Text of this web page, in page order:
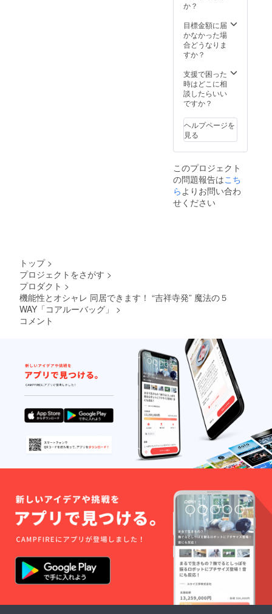
・その
由は
テーマ
です
が、お
きない
ものも
ありま
す。 ・
容に関
しての
秘密保
持に関
書を交
わせて
いただ
きま
す。 面
1回分の
面談が
日にち
と時間
につい
ては、
あらか
じめ
メール
などで
相談し
て決め
ます。
１つ
セレク
トはお
任せい
ただき
す。）
10,000
円相当
を差し
す。 非
公開動
画のコ
ンテン
立ち上
げの背
景 ・12
年間の
失敗と
差し上
す。 非
公開動
画のコ
ンテン
立ち上
げの背
景 ・12
年間の
成功 ・
壮大す
ぎる夢
面談内
コア
ルー
バッグ
につい
て ・特
ショッ
ピング
につい
て ・子
育てと
仕事の
両立に
ついて
・その
他、自
由は
テーマ
です
が、お
答えで
きない
ありま
す。 ・
面談内
容に関
しての
秘密保
持に関
する覚
書を交
いただ
きま
す。 面
を込め
開
YouTub
e動画の
URL そ
て！！
●コア
ルー社
のホー
ジ
（http://
www.co
aroo.co
サポー
ター登
録券
●2022
年11月
バッグ
に新商
きる権
利 を差
し上げ
ます。
非公開
動画の
コンテ
ンツは
・立ち
上げの
背景 ・
12年間
の失敗
と成功
すぎる
夢 サ
ポー
ター登
録は ・
現在の
見本
ページ
はこち
す。
https://
coaroo.
か？
目標金額に届
かなかった場
合どうなりま
すか？
支援で困った
時はどこに相
談したらいい
ですか？
ヘルプページを
見る
このプロジェクト
の問題報告はこち
ら よりお問い合わ
せください
トップ >
プロジェクトをさがす >
プロダクト >
機能性とオシャレ 同居できます！ “吉祥寺発” 魔法の５
WAY「コアルーバッグ」
>
コメント